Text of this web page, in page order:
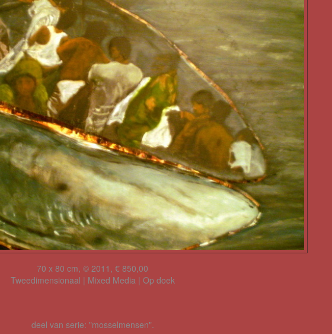
70 x 80 cm, © 2011, € 850,00
Tweedimensionaal | Mixed Media | Op doek
deel van serie: "mosselmensen".